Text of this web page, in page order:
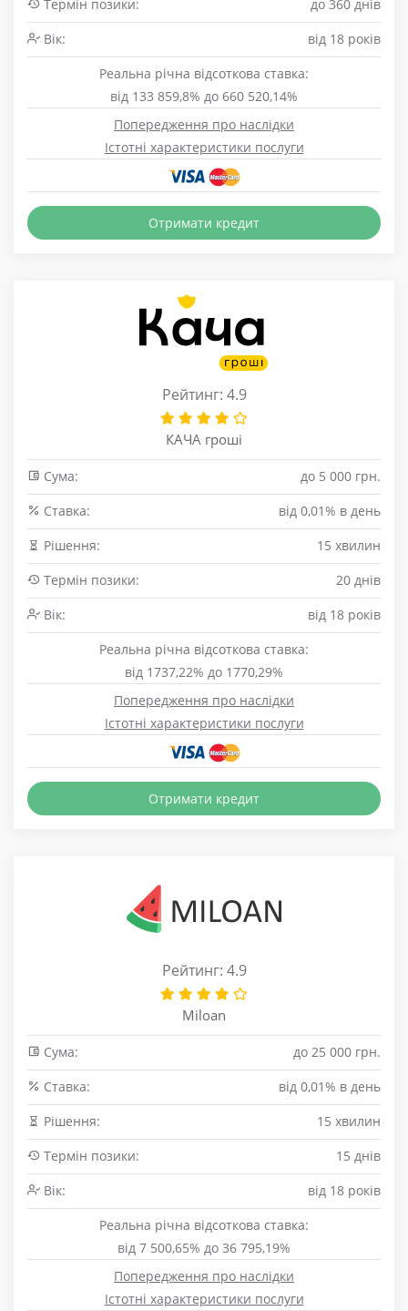
Термін позики:
до 360 днів
Вік:
від 18 років
Реальна річна відсоткова ставка:
від 133 859,8% до 660 520,14%
Попередження про наслідки
Істотні характеристики послуги
Отримати кредит
Рейтинг: 4.9
КАЧА гроші
Сума:
до 5 000 грн.
Cтавка:
від 0,01% в день
Рішення:
15 хвилин
Термін позики:
20 днів
Вік:
від 18 років
Реальна річна відсоткова ставка:
від 1737,22% до 1770,29%
Попередження про наслідки
Істотні характеристики послуги
Отримати кредит
Рейтинг: 4.9
Miloan
Сума:
до 25 000 грн.
Cтавка:
від 0,01% в день
Рішення:
15 хвилин
Термін позики:
15 днів
Вік:
від 18 років
Реальна річна відсоткова ставка:
від 7 500,65% до 36 795,19%
Попередження про наслідки
Істотні характеристики послуги